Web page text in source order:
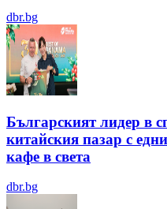
dbr.bg
Българският лидер в
китайския пазар с
кафе в света
dbr.bg